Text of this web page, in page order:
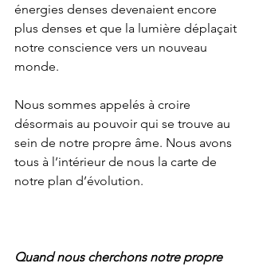
énergies denses devenaient encore
plus denses et que la lumière déplaçait
notre conscience vers un nouveau
monde.
Nous sommes appelés à croire
désormais au pouvoir qui se trouve au
sein de notre propre âme. Nous avons
tous à l’intérieur de nous la carte de
notre plan d’évolution.
Quand nous cherchons notre propre